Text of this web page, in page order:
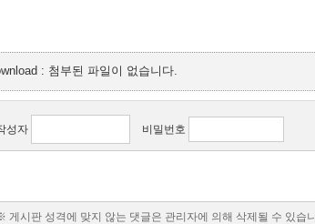
: 첨부된 파일이 없습니다.
성자 비밀번호
게시판 성격에 맞지 않는 댓글은 관리자에 의해 삭제될 수 있습